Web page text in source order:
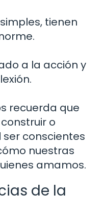
tienen
a la acción y
recuerda que
o
ser conscientes
nuestras
amamos.
de la